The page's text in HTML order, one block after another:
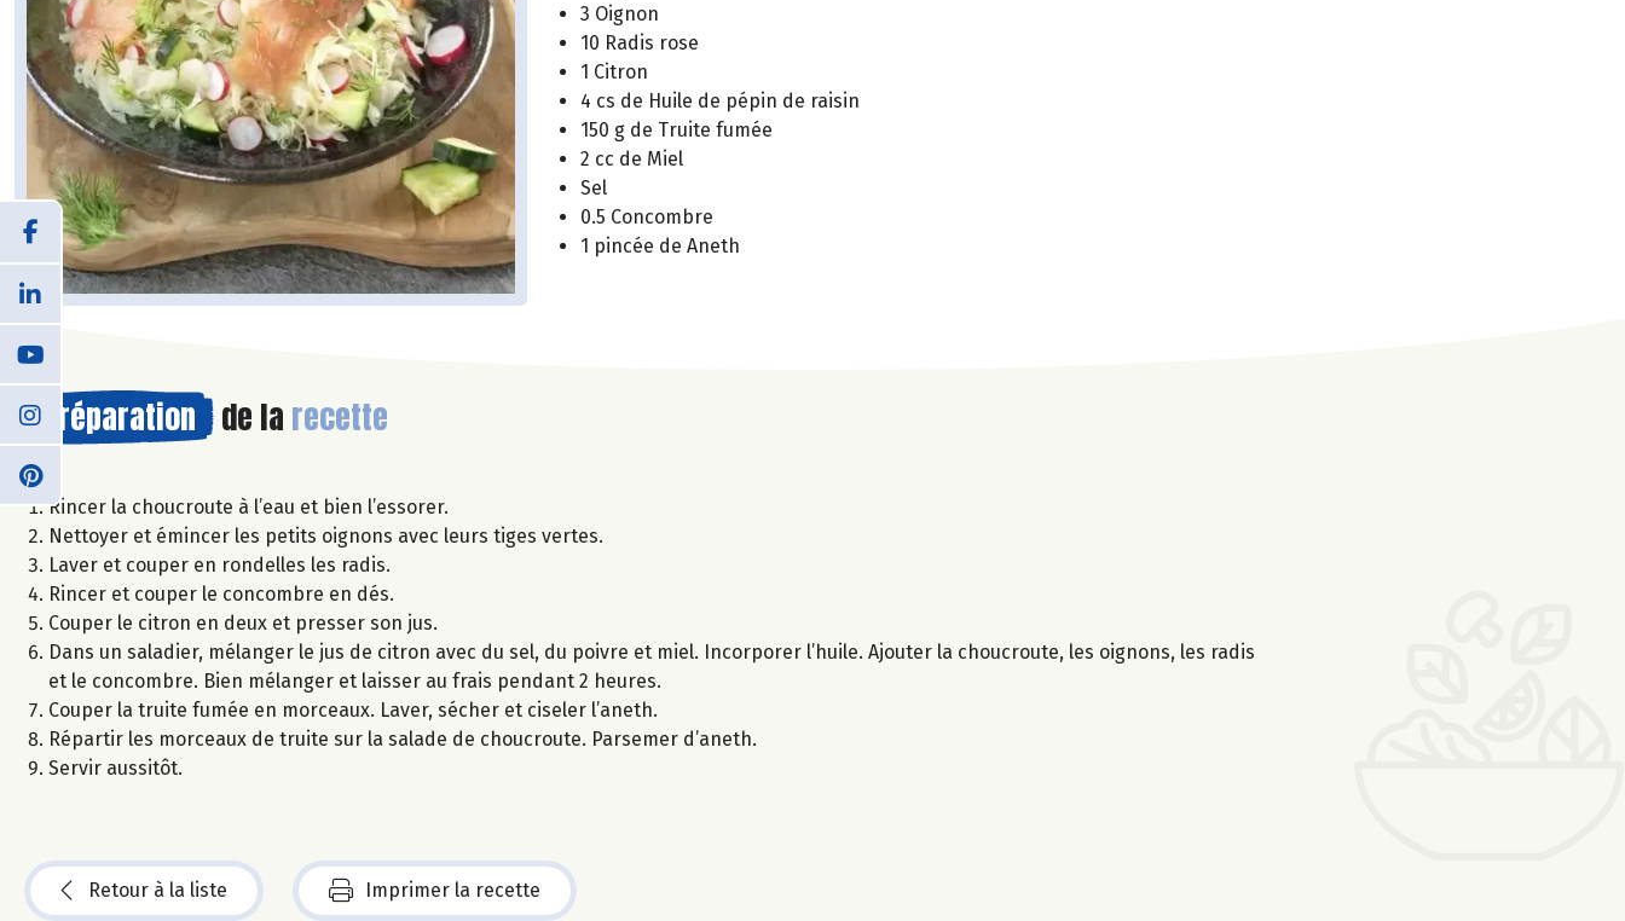
3 Oignon
10 Radis rose
1 Citron
4 cs de Huile de pépin de raisin
150 g de Truite fumée
2 cc de Miel
Sel
0.5 Concombre
1 pincée de Aneth
Préparation de la recette
Rincer la choucroute à l’eau et bien l’essorer.
Nettoyer et émincer les petits oignons avec leurs tiges vertes.
Laver et couper en rondelles les radis.
Rincer et couper le concombre en dés.
Couper le citron en deux et presser son jus.
Dans un saladier, mélanger le jus de citron avec du sel, du poivre et miel. Incorporer l’huile. Ajouter la choucroute, les oignons, les radis
et le concombre. Bien mélanger et laisser au frais pendant 2 heures.
Couper la truite fumée en morceaux. Laver, sécher et ciseler l’aneth.
Répartir les morceaux de truite sur la salade de choucroute. Parsemer d’aneth.
Servir aussitôt.
Retour à la liste Imprimer la recette